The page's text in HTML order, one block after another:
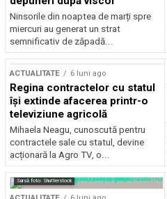
Ninsorile din noaptea de marți spre
miercuri au generat un strat
semnificativ de zăpadă...
ACTUALITATE 6 luni ago
Regina contractelor cu statul
își extinde afacerea printr-o
televiziune agricolă
Mihaela Neagu, cunoscută pentru
contractele sale cu statul, devine
acționară la Agro TV, o...
Sursă foto: Shutterstock